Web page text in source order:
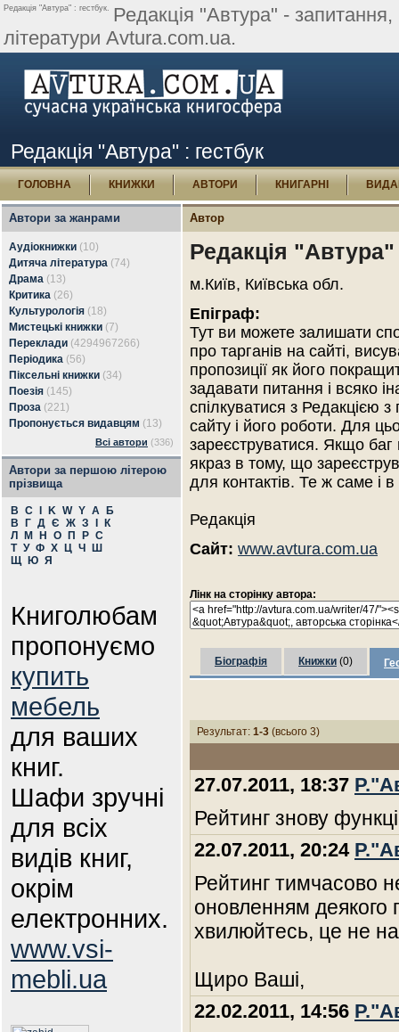
Редакція "Автура" : гестбук. Редакція "Автура" - запитання,
літератури Avtura.com.ua.
Редакція "Автура" : гестбук
ГОЛОВНА КНИЖКИ АВТОРИ КНИГАРНІ
Автори за жанрами
Аудіокнижки (10)
Дитяча література (74)
Драма (13)
Критика (26)
Культурологія (18)
Мистецькі книжки (7)
Переклади (4294967266)
Періодика (56)
Піксельні книжки (34)
Поезія (145)
Проза (221)
Пропонується видавцям (13)
Всі автори (336)
Автори за першою літерою
прізвища
B C K W Y А
Б
В
Г Д Є Ж З
К
Л
М Н О П Р С
Т У Ф Х Ц Ч
Ш
Щ
Ю Я
Книголюбам
пропонуємо
купить
мебель
для ваших
книг.
Шафи зручні
для всіх
видів книг,
окрім
електронних.
www.vsi-
mebli.ua
Автор
Редакція "Автура"
м.Київ, Київська обл.
Епіграф:
Тут ви можете залишати
про тарганів на сайті,
пропозиції як його
задавати питання і всяко
спілкуватися з Редакцією
сайту і його роботи. Для
зареєструватися. Якщо баг
якраз в тому, що
для контактів. Те ж саме і
Редакція
Сайт: www.avtura.com.ua
Лінк на сторінку автора:
Біографія Книжки (0)
Результат: 1-3 (всього 3)
27.07.2011, 18:37
Рейтинг знову
22.07.2011, 20:24
Рейтинг тимчасово
оновленням деякого
хвилюйтесь, це не
Щиро Ваші,
22.02.2011, 14:56